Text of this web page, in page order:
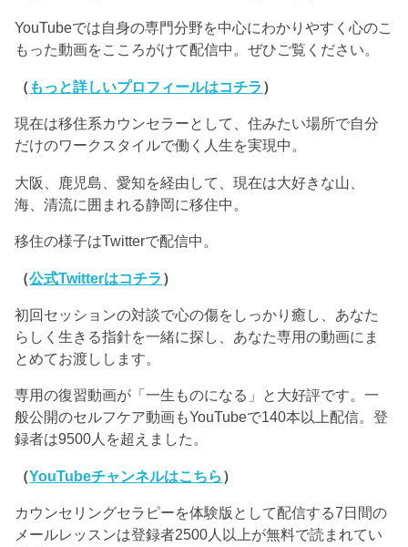
YouTubeでは自身の専門分野を中心にわかりやすく心のこ
もった動画をこころがけて配信中。ぜひご覧ください。
（ もっと詳しいプロフィールはコチラ ）
現在は移住系カウンセラーとして、住みたい場所で自分
だけのワークスタイルで働く人生を実現中。
大阪、鹿児島、愛知を経由して、現在は大好きな山、
海、清流に囲まれる静岡に移住中。
移住の様子はTwitterで配信中。
（公式Twitterはコチラ ）
初回セッションの対談で心の傷をしっかり癒し、あなた
らしく生きる指針を一緒に探し、あなた専用の動画にま
とめてお渡しします。
専用の復習動画が「一生ものになる」と大好評です。一
般公開のセルフケア動画もYouTubeで140本以上配信。登
録者は9500人を超えました。
（YouTubeチャンネルはこちら ）
カウンセリングセラピーを体験版として配信する7日間の
メールレッスンは登録者2500人以上が無料で読まれてい